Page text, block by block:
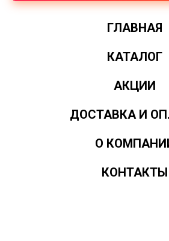
ГЛАВНАЯ
КАТАЛОГ
АКЦИИ
ДОСТАВКА И
О
КОНТАКТЫ